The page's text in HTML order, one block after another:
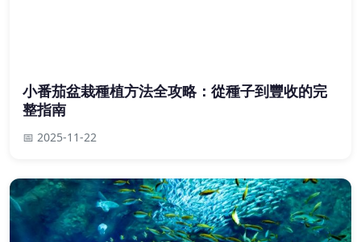
小番茄盆栽種植方法全攻略：從種子到豐收的完
整指南
📅 2025-11-22